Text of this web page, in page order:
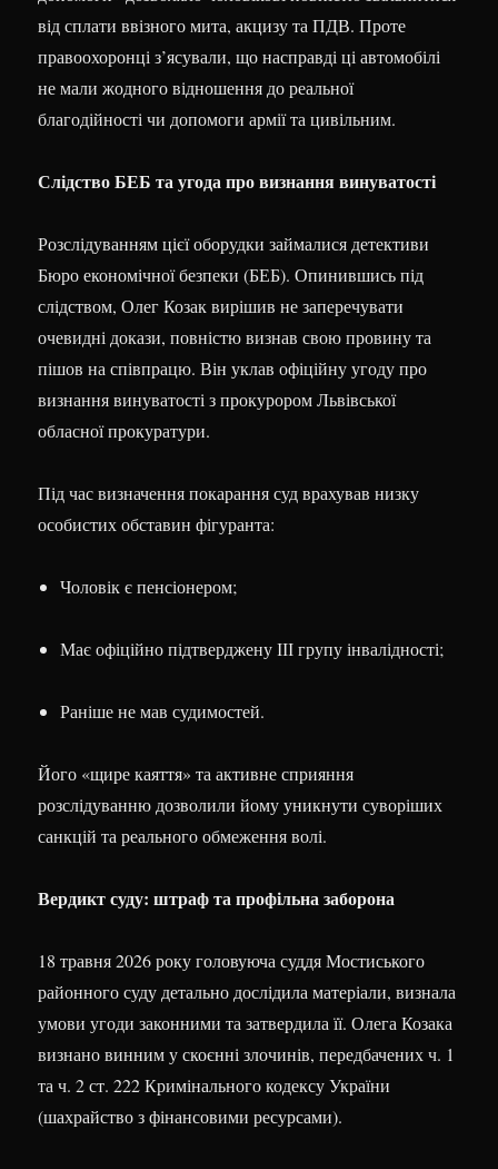
від сплати ввізного мита, акцизу та ПДВ. Проте
правоохоронці з’ясували, що насправді ці автомобілі
не мали жодного відношення до реальної
благодійності чи допомоги армії та цивільним.
Слідство БЕБ та угода про визнання винуватості
Розслідуванням цієї оборудки займалися детективи
Бюро економічної безпеки (БЕБ). Опинившись під
слідством, Олег Козак вирішив не заперечувати
очевидні докази, повністю визнав свою провину та
пішов на співпрацю. Він уклав офіційну угоду про
визнання винуватості з прокурором Львівської
обласної прокуратури.
Під час визначення покарання суд врахував низку
особистих обставин фігуранта:
Чоловік є пенсіонером;
Має офіційно підтверджену ІІІ групу інвалідності;
Раніше не мав судимостей.
Його «щире каяття» та активне сприяння
розслідуванню дозволили йому уникнути суворіших
санкцій та реального обмеження волі.
Вердикт суду: штраф та профільна заборона
18 травня 2026 року головуюча суддя Мостиського
районного суду детально дослідила матеріали, визнала
умови угоди законними та затвердила її. Олега Козака
визнано винним у скоєнні злочинів, передбачених ч. 1
та ч. 2 ст. 222 Кримінального кодексу України
(шахрайство з фінансовими ресурсами).